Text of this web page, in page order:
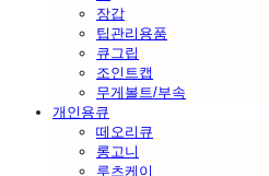
장갑
팁관리용품
큐그립
조인트캡
무게볼트/부속
개인용큐
떼오리큐
롱고니
루츠케이